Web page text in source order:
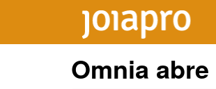
Omnia